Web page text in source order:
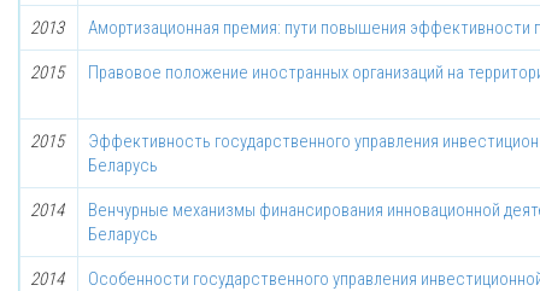
2013 Амортизационная премия: пути повышения эффективности
2015 Правовое положение иностранных организаций на
2015
Эффективность государственного управления
Беларусь
2014
Венчурные механизмы финансирования инновационной
Беларусь
2014
Особенности государственного управления